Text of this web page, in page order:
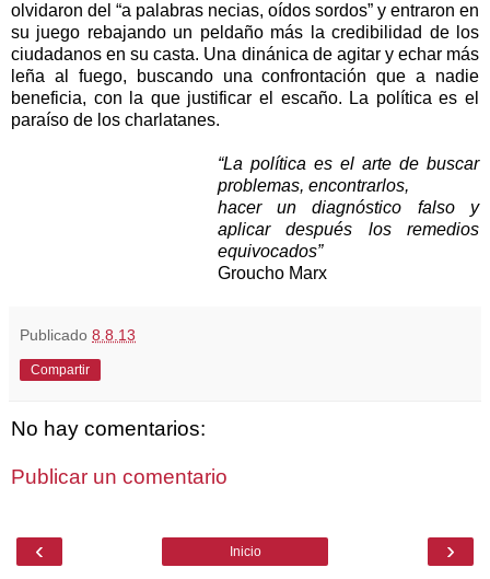
olvidaron del “a palabras necias, oídos sordos” y entraron en
su juego rebajando un peldaño más la credibilidad de los
ciudadanos en su casta. Una dinánica de agitar y echar más
leña al fuego, buscando una confrontación que a nadie
beneficia, con la que justificar el escaño. La política es el
paraíso de los charlatanes.
“La política es el arte de buscar
problemas, encontrarlos,
hacer un diagnóstico falso y
aplicar después los remedios
equivocados”
Groucho Marx
Publicado 8.8.13
Compartir
No hay comentarios:
Publicar un comentario
‹ ›
Inicio